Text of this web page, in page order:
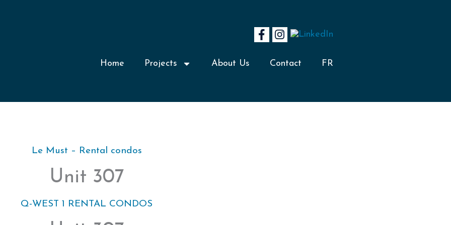
Home Projects About Us Contact FR
Le Must – Rental condos
Unit 307
Q-WEST 1 RENTAL CONDOS